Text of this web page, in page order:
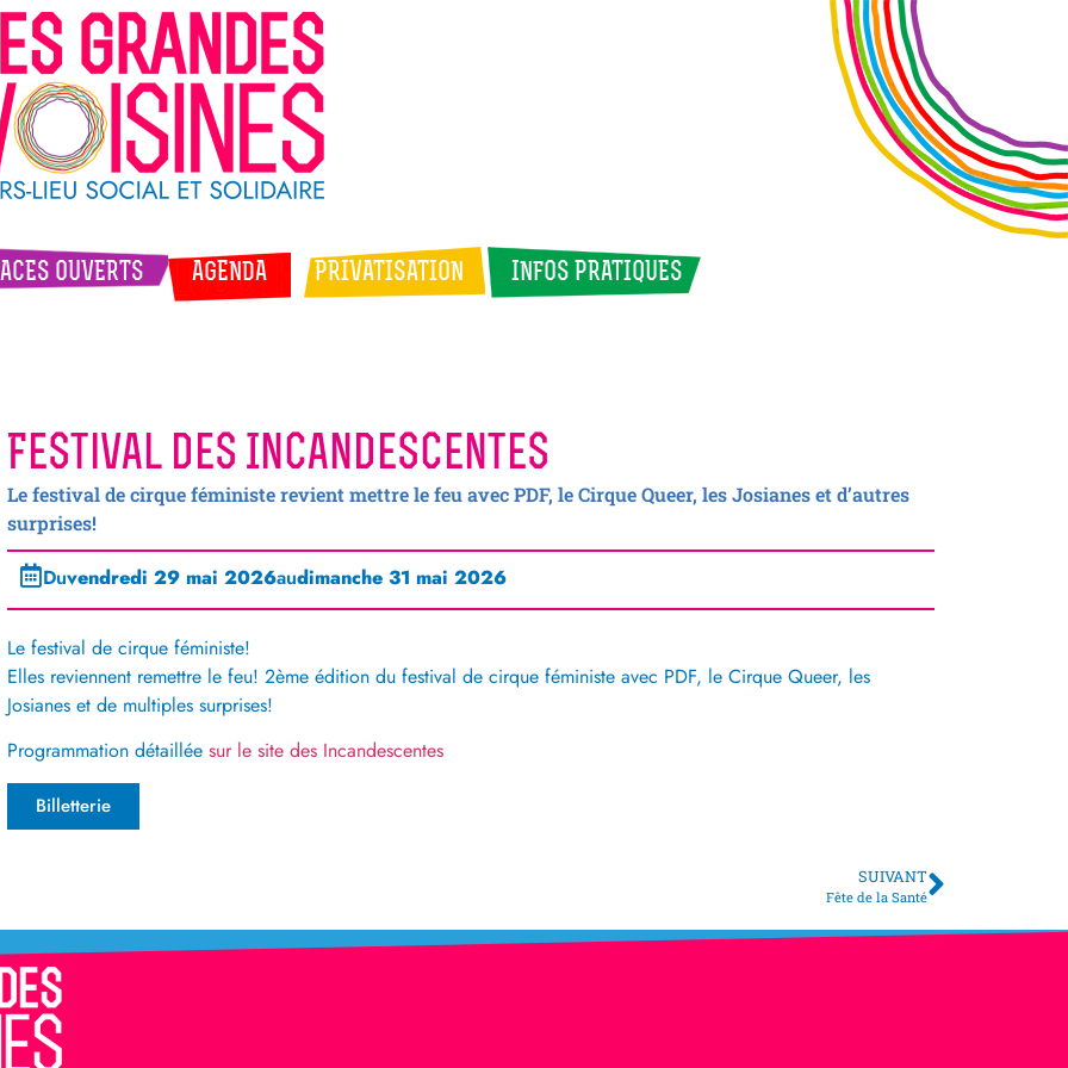
OUVERTS AGENDA PRIVATISATION INFOS PRATIQUES
Festival des Incandescentes
Le festival de cirque féministe revient mettre le feu avec PDF, le Cirque Queer, les Josianes et d’autres
surprises!
Duvendredi 29 mai 2026audimanche 31 mai 2026
Le festival de cirque féministe!
Elles reviennent remettre le feu! 2ème édition du festival de cirque féministe avec PDF, le Cirque Queer, les
Josianes et de multiples surprises!
Programmation détaillée sur le site des Incandescentes
Billetterie
SUIVANT
Fête de la SantéSuivant